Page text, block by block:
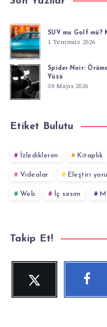
SUV mu Golf mü?
1 Temmuz 2026
Spider-Noir:
Yüzü
30 Mayıs 2026
Etiket Bulutu
İzlediklerim Kitaplık
Videolar Eleştiri
Web İç sesim
Takip Et!
Twitter